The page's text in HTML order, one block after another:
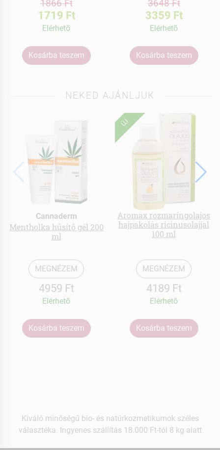
1866 Ft
1719 Ft
Elérhetõ
Kosárba teszem
3648 Ft
3359 Ft
Elérhetõ
Kosárba teszem
NEKED AJÁNLJUK
Cannaderm
Mentholka hűsítő gél 200
ml
MEGNÉZEM
4959 Ft
Elérhetõ
Kosárba teszem
ÚJ
Aromax rozmaringolajos
hajpakolás ricinusolajjal
100 ml
MEGNÉZEM
4189 Ft
Elérhetõ
Kosárba teszem
Kiváló minőségű bio- és natúrkozmetikumok széles
választéka. Ingyenes szállítás 18.000 Ft-tól 8 kg alatt